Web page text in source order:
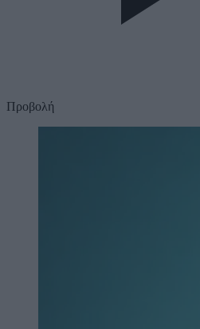
Προβολή